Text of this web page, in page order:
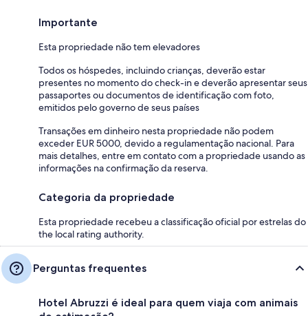
Importante
Esta propriedade não tem elevadores
Todos os hóspedes, incluindo crianças, deverão estar
presentes no momento do check-in e deverão apresentar seus
passaportes ou documentos de identificação com foto,
emitidos pelo governo de seus países
Transações em dinheiro nesta propriedade não podem
exceder EUR 5000, devido a regulamentação nacional. Para
mais detalhes, entre em contato com a propriedade usando as
informações na confirmação da reserva.
Categoria da propriedade
Esta propriedade recebeu a classificação oficial por estrelas do
the local rating authority.
Perguntas frequentes
Hotel Abruzzi é ideal para quem viaja com animais